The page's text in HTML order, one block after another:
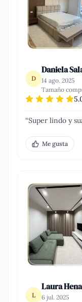
D
Daniela
14 ago. 2025
Tamaño
“Super lindo y
Me gusta
L
Laura
6 jul. 2025